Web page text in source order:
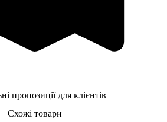
пропозиції для клієнтів
Схожі товари